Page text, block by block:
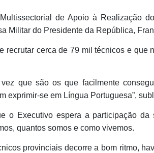
de Apoio à Realização
Militar do Presidente da República,
cerca de 79 mil técnicos e que
que são os que facilmente
exprimir-se em Língua Portuguesa”,
o Executivo espera a participação da
quantos somos e como vivemos.
provinciais decorre a bom ritmo,